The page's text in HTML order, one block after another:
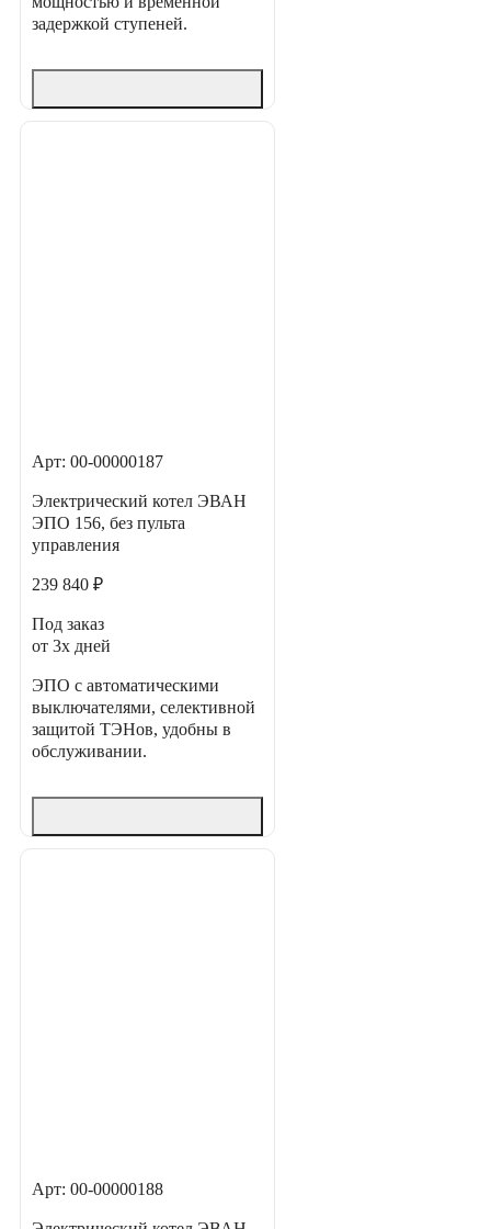
задержкой ступеней.
Арт: 00-00000187
Электрический котел ЭВАН
ЭПО 156, без пульта
управления
239 840 ₽
Под заказ
от 3х дней
ЭПО с автоматическими
выключателями, селективной
защитой ТЭНов, удобны в
обслуживании.
Арт: 00-00000188